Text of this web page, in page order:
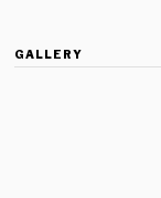
GALLERY